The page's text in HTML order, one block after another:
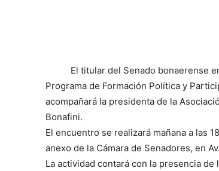
El titular del Senado bonaerense
Programa de Formación Política y
acompañará la presidenta de la
Bonafini.
El encuentro se realizará mañana a las
anexo de la Cámara de Senadores, en
La actividad contará con la presencia